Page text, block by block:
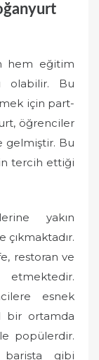
hem eğitim
olabilir. Bu
için part-
öğrenciler
gelmiştir. Bu
tercih ettiği
yakın
çıkmaktadır.
restoran ve
etmektedir.
esnek
bir ortamda
popülerdir.
barista gibi